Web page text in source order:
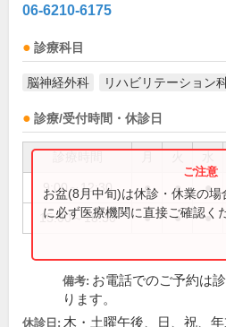
06-6210-6175
診療科目
脳神経外科 リハビリテーション
診療/受付時間・休診日
9:00～12:30 ● ● ●
15:00～18:30 ● ● ●
お盆(8月中旬)は休診・休業の
に必ず医療機関に直接ご確認く
備考: お電話でのご予約は
ります。
休診日: 木・土曜午後、日、祝、